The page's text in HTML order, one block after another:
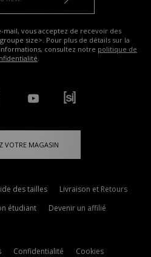
mail, vous acceptez de recevoir des
size>. Pour plus de détails sur la
consultez notre politique de
VOTRE MAGASIN
des tailles
Livraison et Retours
étudiant Devenir un affilié
Confidentialité
Cookies